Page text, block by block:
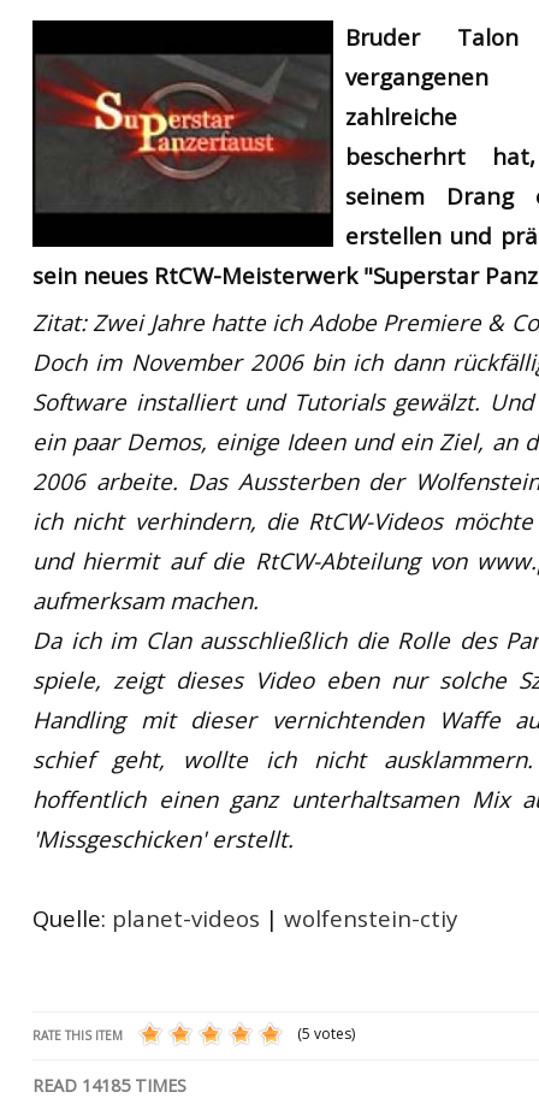
DB Misc
DB Movies
ET:QW Scene
DB Scene
Game News
Game Movies
PC Hard + Software
RtCW Feintuning
Bruder
zahlreiche
bescherhrt
seinem Drang
erstellen und
sein neues RtCW-Meisterwerk "Superstar
Zitat: Zwei Jahre hatte ich Adobe Premiere &
Doch im November 2006 bin ich dann
Software installiert und Tutorials gewälzt.
ein paar Demos, einige Ideen und ein Ziel, an
2006 arbeite. Das Aussterben der
ich nicht verhindern, die RtCW-Videos
und hiermit auf die RtCW-Abteilung von
aufmerksam machen.
Da ich im Clan ausschließlich die Rolle des
spiele, zeigt dieses Video eben nur solche
Handling mit dieser vernichtenden Waffe
schief geht, wollte ich nicht
hoffentlich einen ganz unterhaltsamen Mix
'Missgeschicken' erstellt.
Quelle: planet-videos | wolfenstein-ctiy
RATE THIS ITEM (5 votes)
READ 14185TIMES